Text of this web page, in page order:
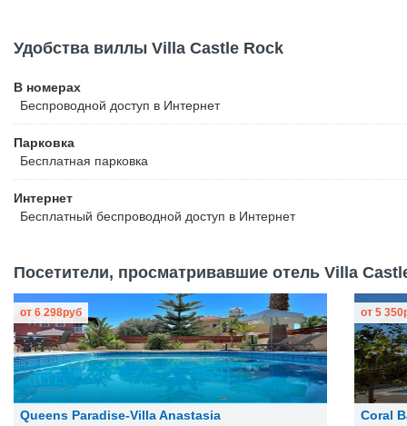
Удобства виллы Villa Castle Rock
В номерах
Беспроводной доступ в Интернет
Парковка
Бесплатная парковка
Интернет
Бесплатный беспроводной доступ в Интернет
Посетители, просматривавшие отель Villa
Queens Paradise-Villa Anastasia
от 6 298руб
Coral
от 5 350